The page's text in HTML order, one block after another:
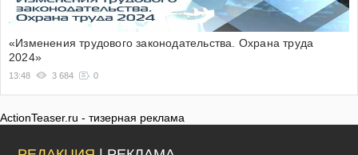
«Изменения трудового законодательства. Охрана труда
2024»
13:48 3 684 0
ActionTeaser.ru - тизерная реклама